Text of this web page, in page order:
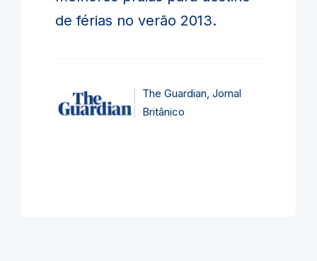
de férias no verão 2013.
The Guardian, Jornal
Britânico